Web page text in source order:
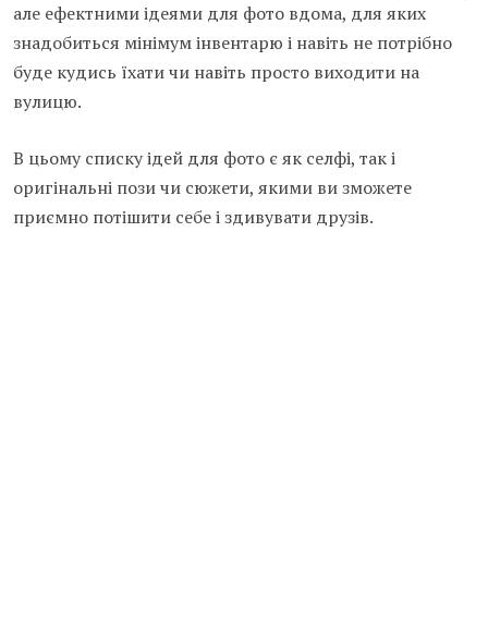
але ефектними ідеями для фото вдома, для яких
знадобиться мінімум інвентарю і навіть не потрібно
буде кудись їхати чи навіть просто виходити на
вулицю.
В цьому списку ідей для фото є як селфі, так і
оригінальні пози чи сюжети, якими ви зможете
приємно потішити себе і здивувати друзів.